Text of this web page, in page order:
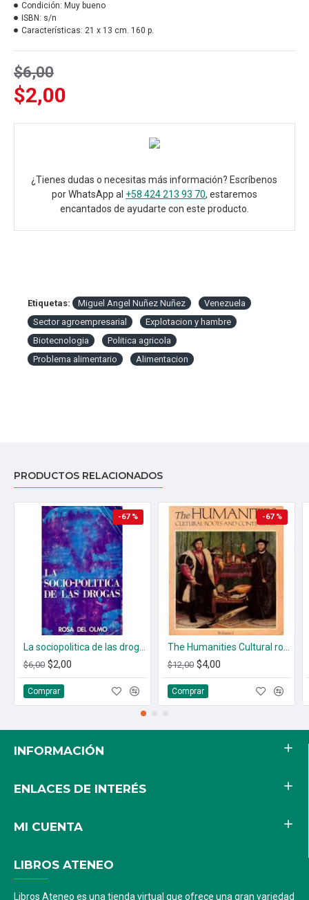
$6,00
$2,00
Condición: Muy bueno
ISBN: s/n
Características: 21 x 13 cm. 160 p.
¿Tienes dudas o necesitas más información? Escríbenos
por WhatsApp al +58 424 213 93 70, estaremos
encantados de ayudarte con este producto.
Etiquetas: Miguel Angel Nuñez Nuñez
Venezuela
Sector agroempresarial
Explotacion y hambre
Biotecnologia
Politica agricola
Problema alimentario
Alimentacion
PRODUCTOS RELACIONADOS
-67 %
$6,00 $2,00
Comprar
-67 %
$12,00 $4,00
Comprar
INFORMACIÓN
ENLACES DE INTERÉS
MI CUENTA
LIBROS ATENEO
Libros Ateneo es una tienda virtual que ofrece una gran variedad